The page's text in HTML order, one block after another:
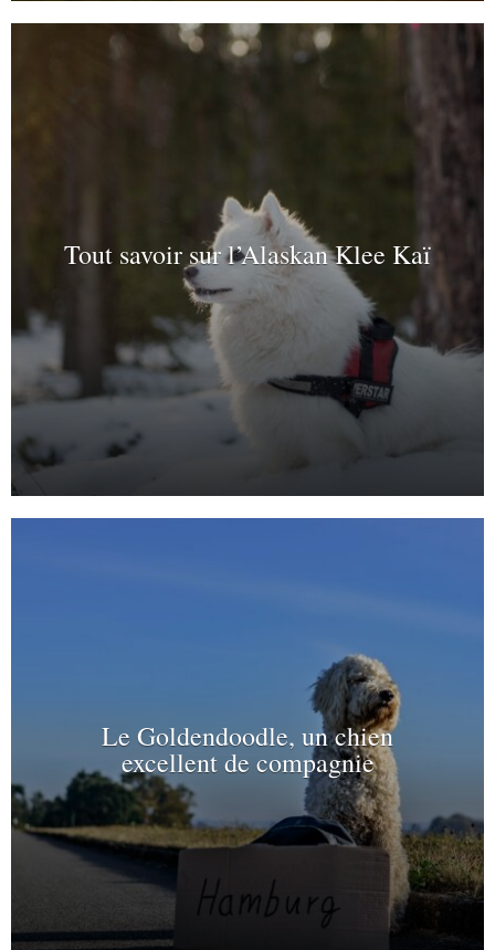
Tout savoir sur l’Alaskan Klee Kaï
Le Goldendoodle, un chien
excellent de compagnie